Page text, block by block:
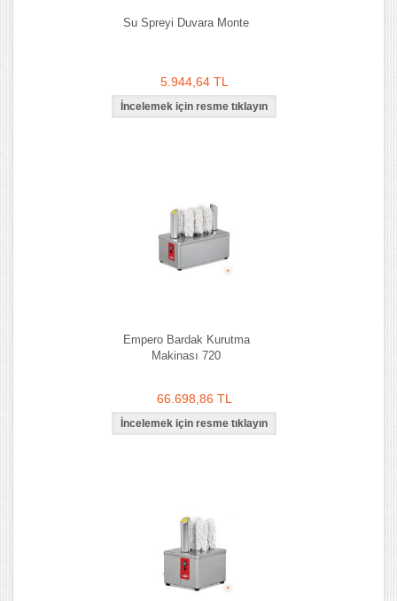
Su Spreyi Duvara Monte
5.944,64 TL
Empero Bardak Kurutma
Makinası 720
66.698,86 TL